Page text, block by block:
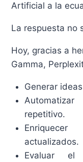
Artificial a la
La respuesta no
Hoy, gracias a
Gamma,
Generar
repetitivo.
actualizados.
Evaluar el